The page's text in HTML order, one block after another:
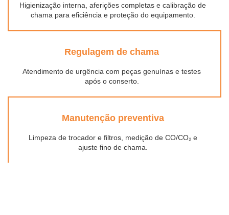
Higienização interna, aferições completas e calibração de
chama para eficiência e proteção do equipamento.
Regulagem de chama
Atendimento de urgência com peças genuínas e testes
após o conserto.
Manutenção preventiva
Limpeza de trocador e filtros, medição de CO/CO₂ e
ajuste fino de chama.